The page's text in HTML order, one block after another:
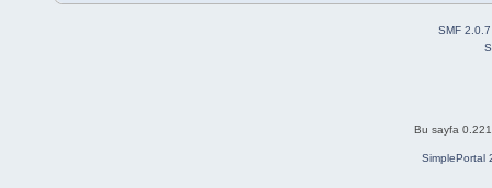
SMF 2.0.7
Bu sayfa
SimplePortal